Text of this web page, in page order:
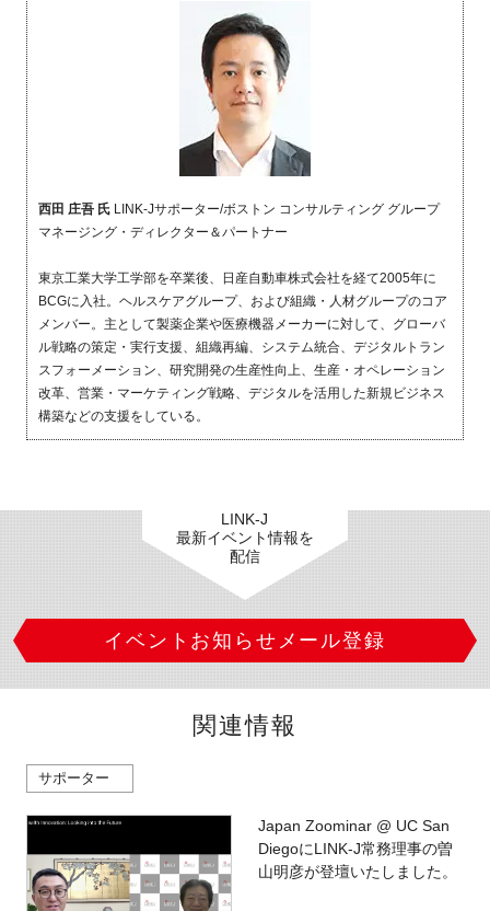
西田 庄吾 氏LINK-Jサポーター/ボストン コンサルティング グループ
マネージング・ディレクター＆パートナー
東京工業大学工学部を卒業後、日産自動車株式会社を経て2005年に
BCGに入社。ヘルスケアグループ、および組織・人材グループのコア
メンバー。主として製薬企業や医療機器メーカーに対して、グローバ
ル戦略の策定・実行支援、組織再編、システム統合、デジタルトラン
スフォーメーション、研究開発の生産性向上、生産・オペレーション
改革、営業・マーケティング戦略、デジタルを活用した新規ビジネス
構築などの支援をしている。
LINK-J
最新イベント情報を
配信
イベントお知らせメール登録
関連情報
サポーター
Japan Zoominar @ UC San
DiegoにLINK-J常務理事の曽
山明彦が登壇いたしました。